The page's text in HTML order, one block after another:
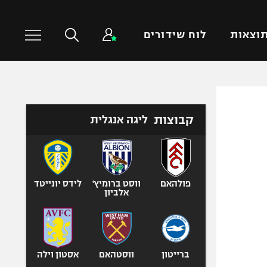
תוצאות לוח שידורים
טניס
כדוריד
כדורעף
שחייה
ג'ודו
אגרוף
ספורט אולימפי
קבוצות ליגה אנגלית
פולהאם
ווסט ברומיץ'
אלביון
לידס יונייטד
ברייטון ווסטהאם אסטון וילה